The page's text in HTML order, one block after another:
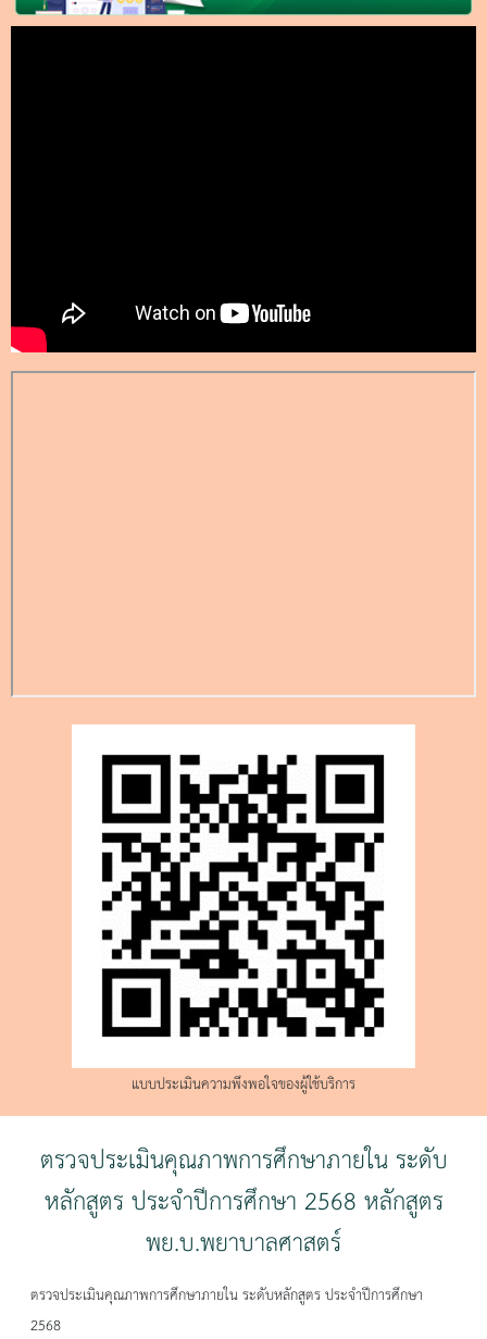
แบบประเมินความพึงพอใจของผู้ใช้บริการ
ตรวจประเมินคุณภาพการศึกษาภายใน ระดับ
หลักสูตร ประจำปีการศึกษา 2568 หลักสูตร
พย.บ.พยาบาลศาสตร์
ตรวจประเมินคุณภาพการศึกษาภายใน ระดับหลักสูตร ประจำปีการศึกษา
2568